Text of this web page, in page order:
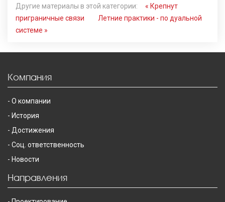
Другие материалы в этой категории:
« Крепнут
приграничные связи
Летние практики - по дуальной
системе »
Компания
О компании
История
Достижения
Соц. ответственность
Новости
Направления